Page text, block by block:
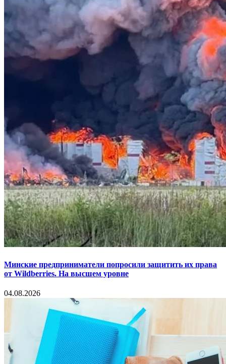
Минские предприниматели попросили защитить их права
от Wildberries. На высшем уровне
04.08.2026